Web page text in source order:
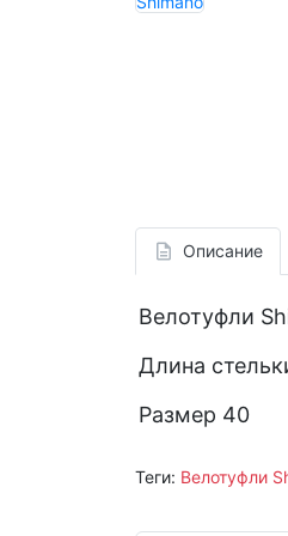
Описание
Велотуфли
Длина
Размер 40
Теги: Велотуфли